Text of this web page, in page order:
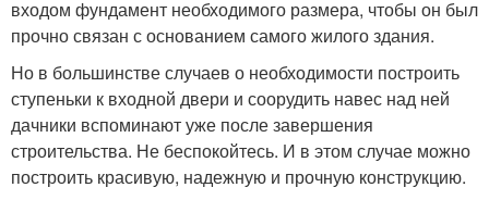
входом фундамент необходимого размера, чтобы он был
прочно связан с основанием самого жилого здания.
Но в большинстве случаев о необходимости построить
ступеньки к входной двери и соорудить навес над ней
дачники вспоминают уже после завершения
строительства. Не беспокойтесь. И в этом случае можно
построить красивую, надежную и прочную конструкцию.